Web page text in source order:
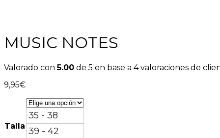
MUSIC NOTES
Valorado con5.00 de 5 en base a 4valoraciones de
9,95€
Talla
35 - 38
39 - 42